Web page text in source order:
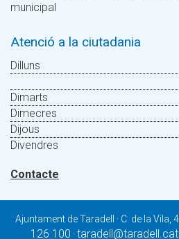
municipal
Atenció a la ciutadania
Dilluns
Dimarts
Dimecres
Dijous
Divendres
Contacte
Ajuntament de Taradell · C. de la Vila,
126 100 ·taradell@taradell.cat